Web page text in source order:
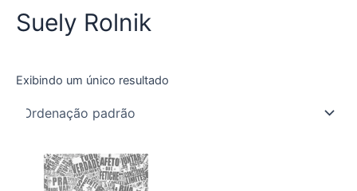
Suely Rolnik
Exibindo um único resultado